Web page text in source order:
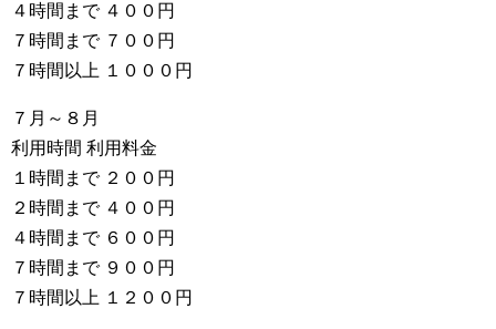
４時間まで ４００円
７時間まで ７００円
７時間以上 １０００円
７月～８月
利用時間 利用料金
１時間まで ２００円
２時間まで ４００円
４時間まで ６００円
７時間まで ９００円
７時間以上 １２００円